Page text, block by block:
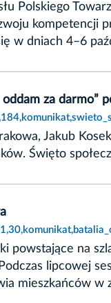
Polskiego
kompetencji
w dniach 4–6
za darmo”
Jakub
Święto
powstające na
lipcowej
mieszkańców